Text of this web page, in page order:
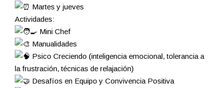
Martes y jueves
Actividades:
Mini Chef
Manualidades
Psico Creciendo (inteligencia emocional, tolerancia a
la frustración, técnicas de relajación)
Desafíos en Equipo y Convivencia Positiva